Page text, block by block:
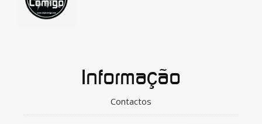
Informação
Contactos